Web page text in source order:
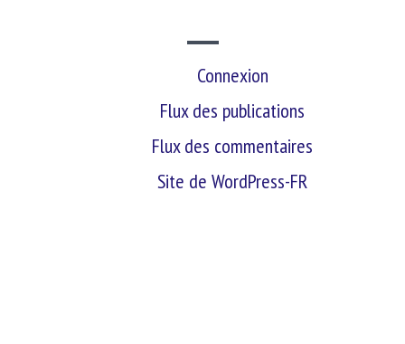
Connexion
Flux des publications
Flux des commentaires
Site de WordPress-FR